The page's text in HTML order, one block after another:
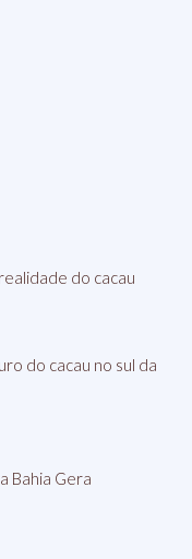
do cacau
do cacau no sul da
Bahia Gera